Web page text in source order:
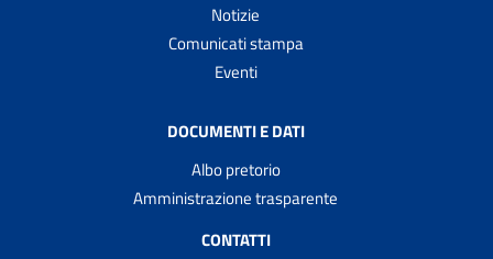
Notizie
Comunicati stampa
Eventi
DOCUMENTI E DATI
Albo pretorio
Amministrazione trasparente
CONTATTI